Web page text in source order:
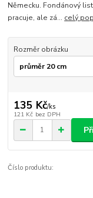
Německu. Fondánový
pracuje, ale zá... celý
Rozměr obrázku
135 Kč/ks
121 Kč bez DPH
Číslo produktu: